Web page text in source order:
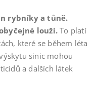
rybníky a tůně.
louži.To platí
které se během léta
sinic mohou
a dalších látek